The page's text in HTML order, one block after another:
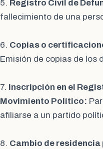
5. Registro Civil de
fallecimiento de una
6. Copias o
Emisión de copias de los
7. Inscripción en el
Movimiento Político:
afiliarse a un partido
8. Cambio de